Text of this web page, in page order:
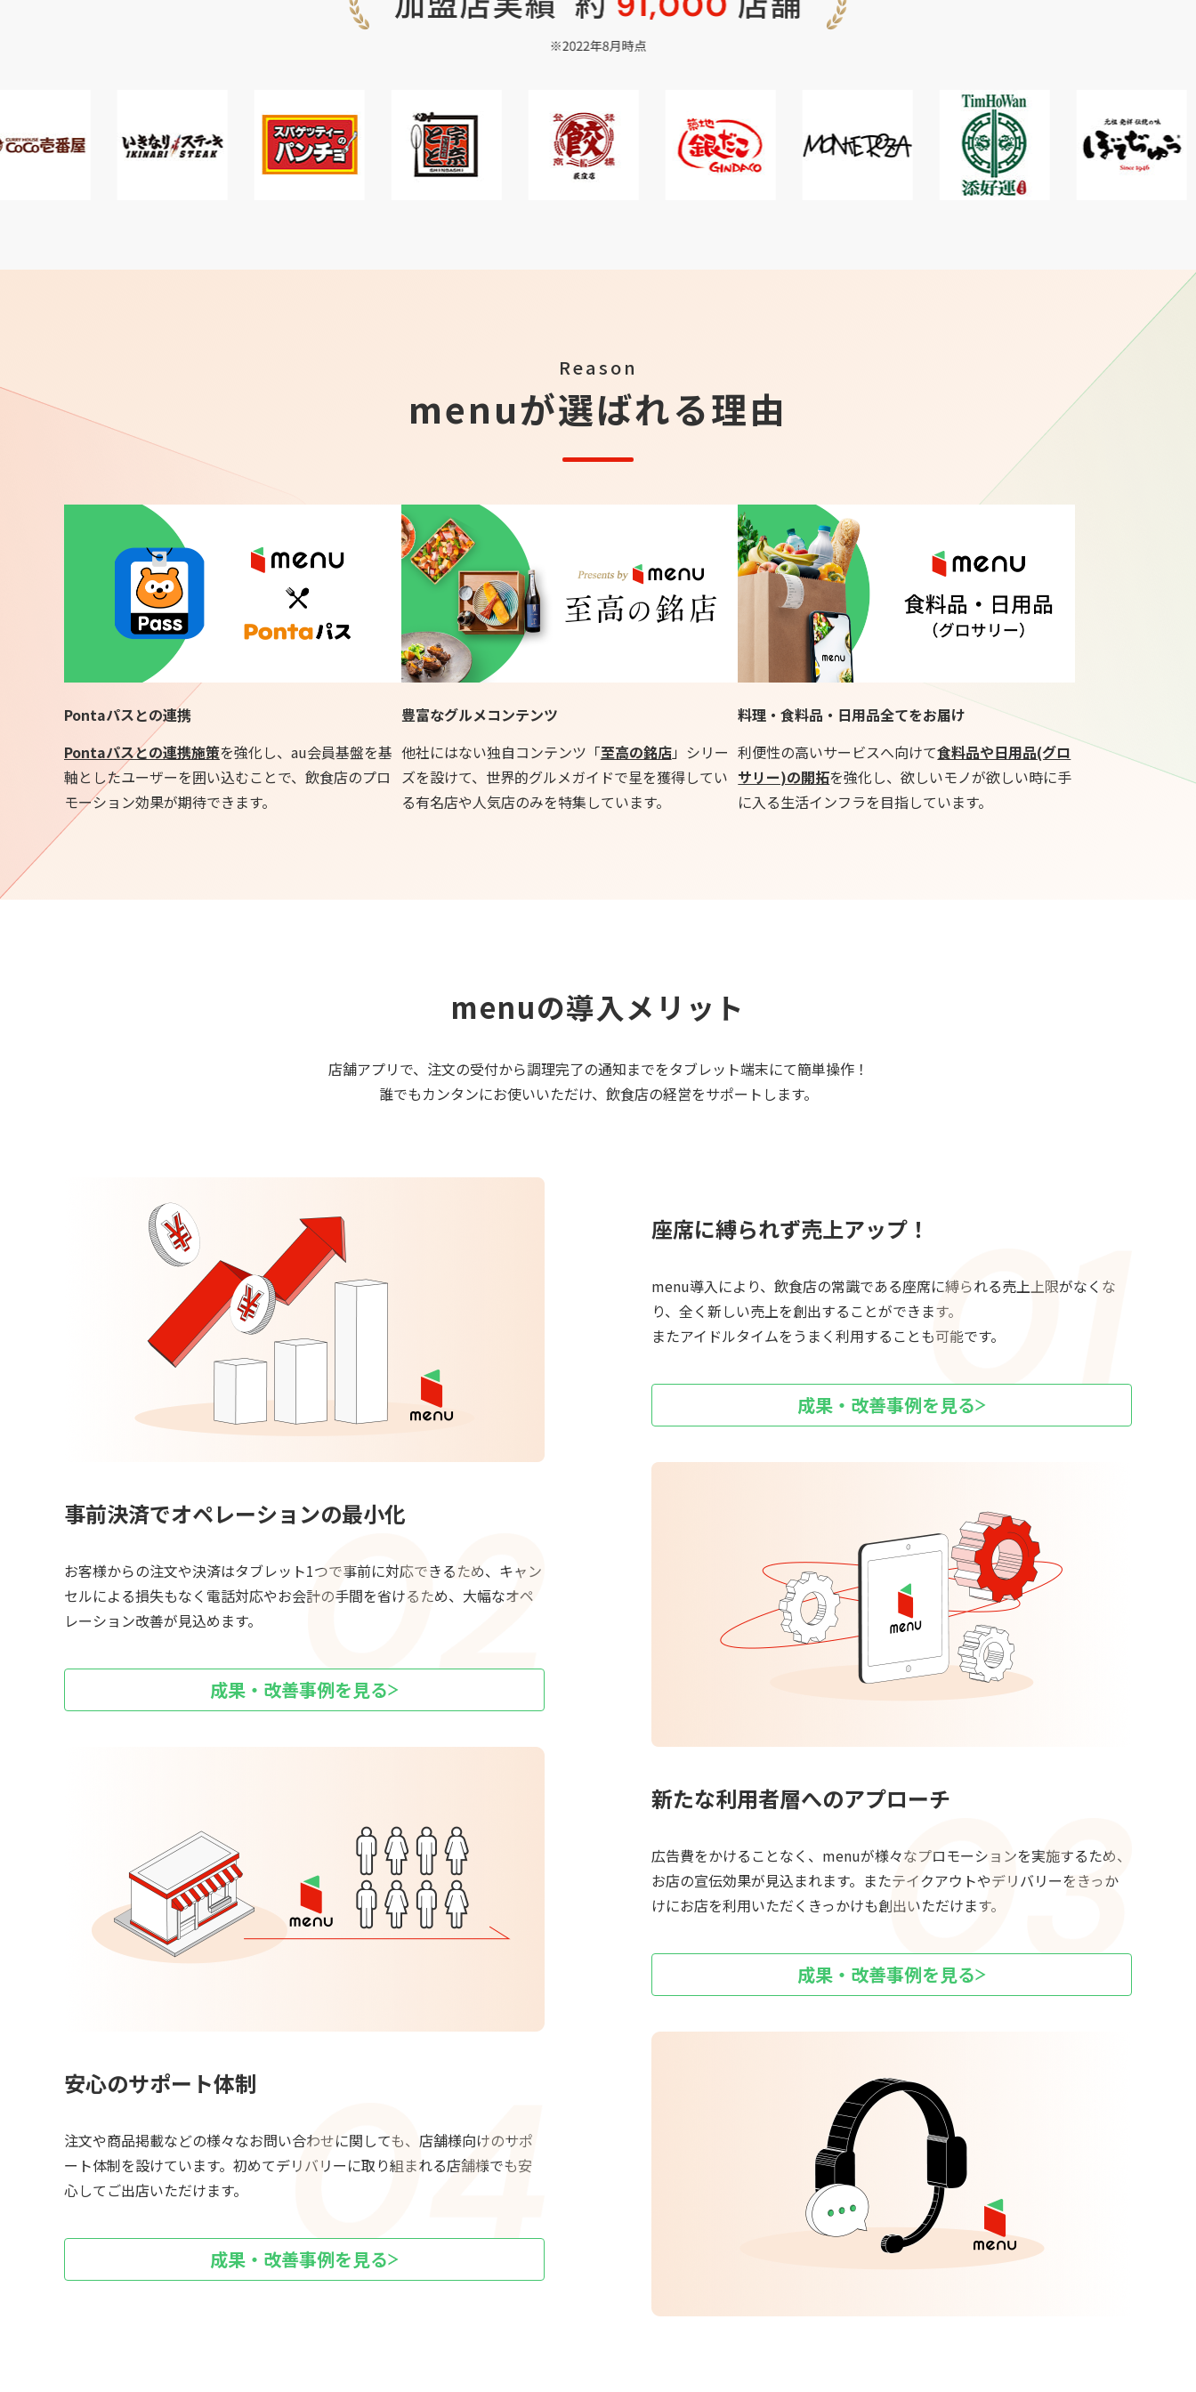
Reason
menuが選ばれる理由
Pontaパスとの連携
Pontaパスとの連携施策を強化し、au会員基盤を基
軸としたユーザーを囲い込むことで、飲食店のプロ
モーション効果が期待できます。
豊富なグルメコンテンツ
他社にはない独自コンテンツ「至高の銘店」シリー
ズを設けて、世界的グルメガイドで星を獲得してい
る有名店や人気店のみを特集しています。
料理・食料品・日用品全てをお届け
利便性の高いサービスへ向けて食料品や日用品(グロ
サリー)の開拓を強化し、欲しいモノが欲しい時に手
に入る生活インフラを目指しています。
menuの導入メリット
店舗アプリで、注文の受付から調理完了の通知までをタブレット端末にて簡単操作！
誰でもカンタンにお使いいただけ、 飲食店の経営をサポートします。
座席に縛られず売上アップ！
menu導入により、飲食店の常識である座席に縛られる売上上限がなくな
り、全く新しい売上を創出することができます。
またアイドルタイムをうまく利用することも可能です。
成果・改善事例を見る
事前決済でオペレーションの最小化
お客様からの注文や決済はタブレット1つで事前に対応できるため、キャン
セルによる損失もなく電話対応やお会計の手間を省けるため、大幅なオペ
レーション改善が見込めます。
成果・改善事例を見る
新たな利用者層へのアプローチ
広告費をかけることなく、menuが様々なプロモーションを実施するため、
お店の宣伝効果が見込まれます。またテイクアウトやデリバリーをきっか
けにお店を利用いただくきっかけも創出いただけます。
成果・改善事例を見る
安心のサポート体制
注文や商品掲載などの様々なお問い合わせに関しても、店舗様向けのサポ
ート体制を設けています。初めてデリバリーに取り組まれる店舗様でも安
心してご出店いただけます。
成果・改善事例を見る